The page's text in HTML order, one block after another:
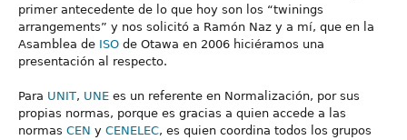
primer antecedente de lo que hoy son los “twinings
arrangements” y nos solicitó a Ramón Naz y a mí, que en la
Asamblea de ISO de Otawa en 2006 hiciéramos una
presentación al respecto.
Para UNIT, UNE es un referente en Normalización, por sus
propias normas, porque es gracias a quien accede a las
normas CEN y CENELEC, es quien coordina todos los grupos